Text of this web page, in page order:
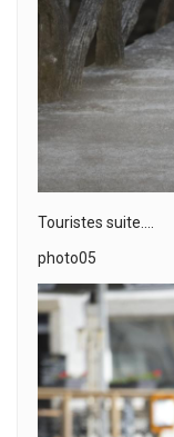
Touristes suite….
photo05